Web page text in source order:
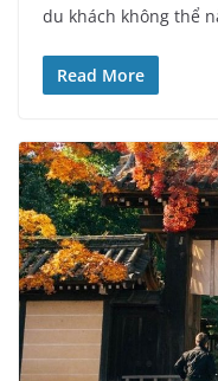
du khách không thể
Read More